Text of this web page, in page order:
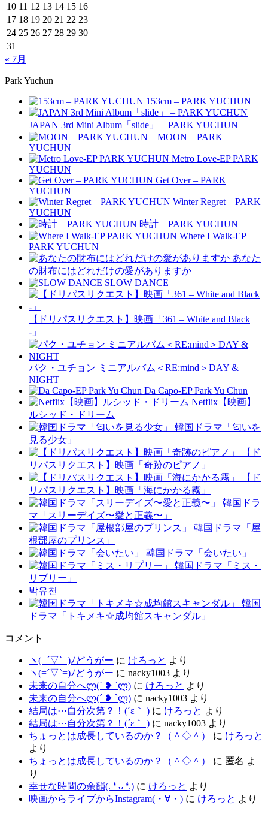
10 11 12 13 14 15 16
17 18 19 20 21 22 23
24 25 26 27 28 29 30
31
« 7月
Park Yuchun
153cm – PARK YUCHUN
JAPAN 3rd Mini Album「slide」 – PARK YUCHUN
MOON – PARK
YUCHUN –
Metro Love-EP PARK
YUCHUN
Get Over – PARK
YUCHUN
Winter Regret – PARK
YUCHUN
時計 – PARK YUCHUN
Where I Walk-EP
PARK YUCHUN
あなた
の財布にはどれだけの愛がありますか
SLOW DANCE
【ドリパスリクエスト】映画「361 – White and Black
-」
パク・ユチョン ミニアルバム＜RE:mind＞DAY &
NIGHT
Da Capo-EP Park Yu Chun
Netflix【映画】
ルシッド・ドリーム
韓国ドラマ「匂いを
見る少女」
【ド
リパスリクエスト】映画「奇跡のピアノ」
【ド
リパスリクエスト】映画「海にかかる霧」
韓国ドラ
マ「スリーデイズ〜愛と正義〜」
韓国ドラマ「屋
根部屋のプリンス」
韓国ドラマ「会いたい」
韓国ドラマ「ミス・
リプリー」
박유천
韓国
ドラマ「トキメキ☆成均館スキャンダル」
コメント
ヽ(=´▽`=)ﾉどうがー に けろっと より
ヽ(=´▽`=)ﾉどうがー に nacky1003 より
未来の自分へლ⁠(⁠´⁠ ⁠❥⁠ ⁠`⁠ლ⁠) に けろっと より
未来の自分へლ⁠(⁠´⁠ ⁠❥⁠ ⁠`⁠ლ⁠) に nacky1003 より
結局は⋯自分次第？！(´ε｀ ) に けろっと より
結局は⋯自分次第？！(´ε｀ ) に nacky1003 より
ちょっとは成長しているのか？（＾◇＾）
に けろっと
より
ちょっとは成長しているのか？（＾◇＾）
に 匿名 よ
り
幸せな時間の余韻(⁠.⁠ ⁠❛⁠ ⁠ᴗ⁠ ⁠❛⁠.⁠) に けろっと より
映画からライブからInstagram(⁠・⁠∀⁠・⁠) に けろっと より